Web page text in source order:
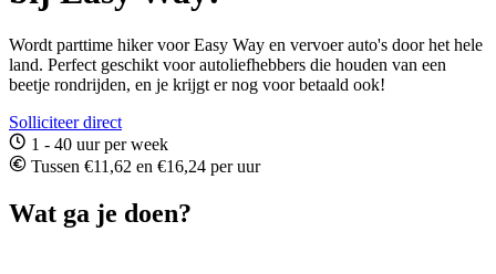
Wordt parttime hiker voor Easy Way en vervoer auto's door het hele
land. Perfect geschikt voor autoliefhebbers die houden van een
beetje rondrijden, en je krijgt er nog voor betaald ook!
Solliciteer direct
1 - 40 uur per week
Tussen €11,62 en €16,24 per uur
Wat ga je doen?